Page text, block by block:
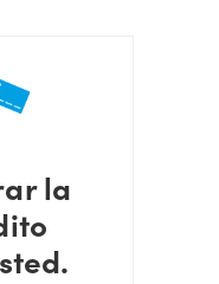
la